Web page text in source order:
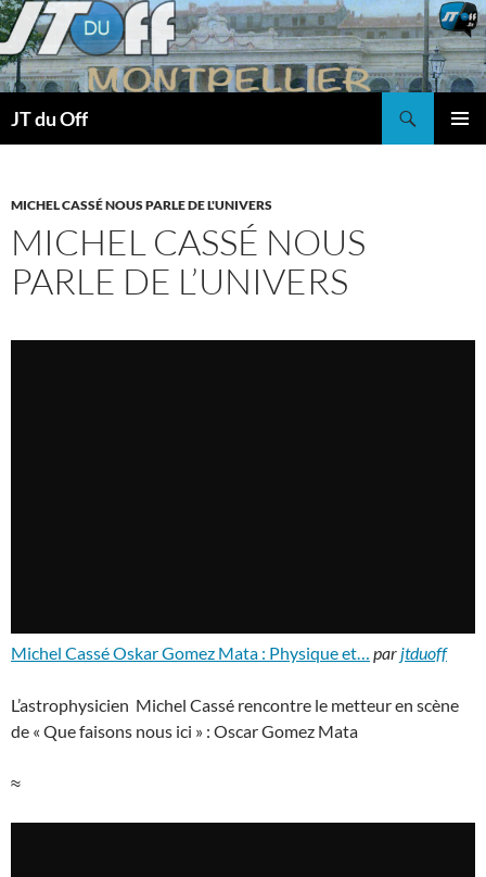
JT du Off
MICHEL CASSÉ NOUS PARLE DE L'UNIVERS
MICHEL CASSÉ NOUS
PARLE DE L’UNIVERS
Michel Cassé Oskar Gomez Mata : Physique et… par jtduoff
L’astrophysicien Michel Cassé rencontre le metteur en scène
de « Que faisons nous ici » : Oscar Gomez Mata
≈